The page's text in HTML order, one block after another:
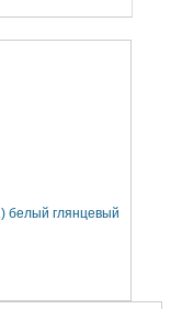
белый глянцевый